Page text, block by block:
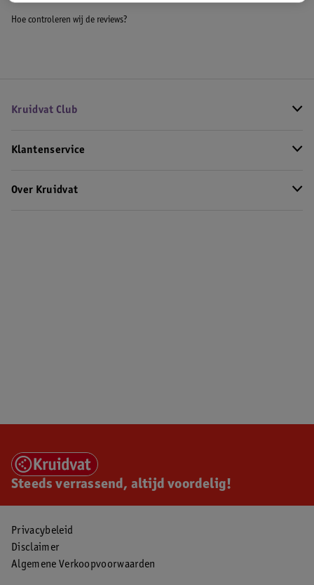
Hoe controleren wij de reviews?
Kruidvat Club
Klantenservice
Over Kruidvat
Steeds verrassend, altijd voordelig!
Privacybeleid
Disclaimer
Algemene Verkoopvoorwaarden